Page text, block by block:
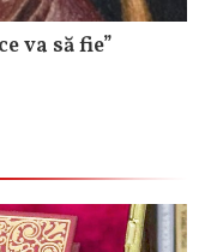
va să fie”